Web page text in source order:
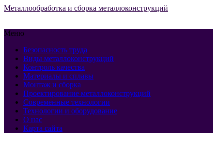
Металлообработка и сборка металлоконструкций
Меню
Безопасность труда
Виды металлоконструкций
Контроль качества
Материалы и сплавы
Монтаж и сборка
Проектирование металлоконструкций
Современные технологии
Технологии и оборудование
О нас
Карта сайта